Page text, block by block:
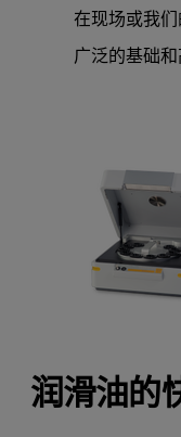
在现场或我们
广泛的基础
润滑油的